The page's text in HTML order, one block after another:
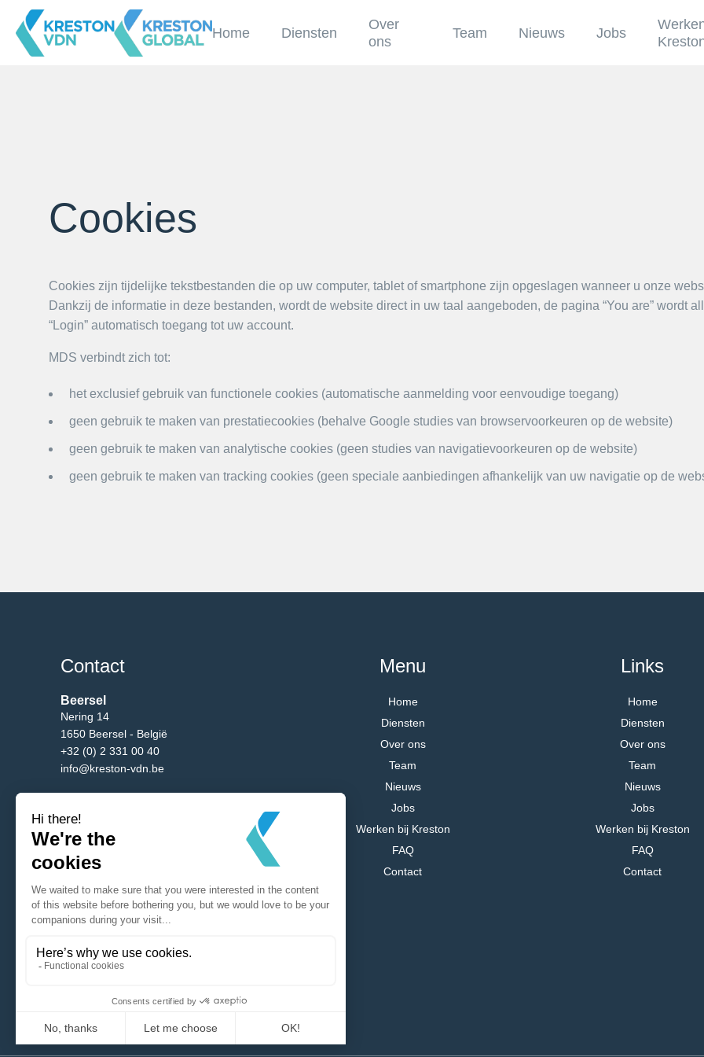
Home Diensten
Over
ons
Team Nieuws Jobs
Cookies
Cookies zijn tijdelijke tekstbestanden die op uw computer, tablet of smartphone zijn opgeslagen wanneer u onze
Dankzij de informatie in deze bestanden, wordt de website direct in uw taal aangeboden, de pagina “You are” wordt
“Login” automatisch toegang tot uw account.
MDS verbindt zich tot:
het exclusief gebruik van functionele cookies (automatische aanmelding voor eenvoudige toegang)
geen gebruik te maken van prestatiecookies (behalve Google studies van browservoorkeuren op de website)
geen gebruik te maken van analytische cookies (geen studies van navigatievoorkeuren op de website)
geen gebruik te maken van tracking cookies (geen speciale aanbiedingen afhankelijk van uw navigatie op de
Contact
Beersel
Nering 14
1650 Beersel - België
+32 (0) 2 331 00 40
info@kreston-vdn.be
Burgemeester Etienne Demunterlaan 5/10
1090 Brussel - België
info@kreston-vdn.be
Antwerp
Mechelsesteenweg 288
+32 (0) 2 331 00 40
info@kreston-vdn.be
Menu
Home
Diensten
Over ons
Team
Nieuws
Jobs
Werken bij Kreston
FAQ
Contact
Links
Home
Diensten
Over ons
Team
Nieuws
Jobs
Werken bij Kreston
FAQ
Contact